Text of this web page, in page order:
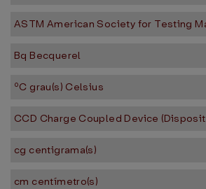
ASTM American Society for Testing
Bq Becquerel
ºC grau(s) Celsius
CCD Charge Coupled Device
cg centigrama(s)
cm centímetro(s)